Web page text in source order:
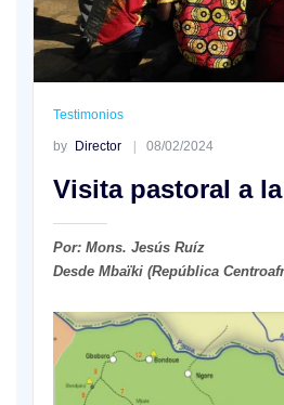
Testimonios
by Director 08/02/2024
Visita pastoral a
Por: Mons. Jesús Ruíz
Desde Mbaïki (República